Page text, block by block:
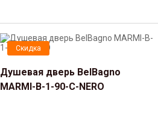
Скидка
Душевая дверь BelBagno
MARMI-B-1-90-C-NERO